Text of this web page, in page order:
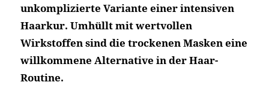
unkomplizierte Variante einer intensiven
Haarkur. Umhüllt mit wertvollen
Wirkstoffen sind die trockenen Masken eine
willkommene Alternative in der Haar-
Routine.